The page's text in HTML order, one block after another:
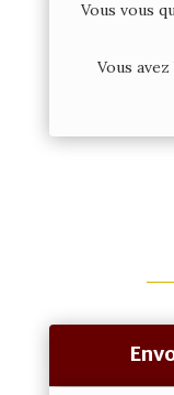
Vous vous
Vous avez